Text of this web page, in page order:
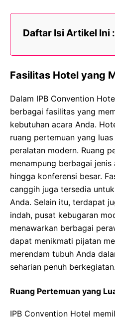
Daftar Isi Artikel Ini :
Fasilitas Hotel yang
Dalam IPB Convention
berbagai fasilitas yang
kebutuhan acara Anda.
ruang pertemuan yang
peralatan modern. Ruang
menampung berbagai
hingga konferensi besar.
canggih juga tersedia
Anda. Selain itu, terdapat
indah, pusat kebugaran
menawarkan berbagai
dapat menikmati pijatan
merendam tubuh Anda
seharian penuh berkegiatan.
Ruang Pertemuan yang
IPB Convention Hotel